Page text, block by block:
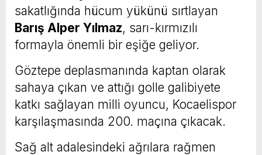
sakatlığında hücum yükünü sırtlayan
Barış Alper Yılmaz, sarı-kırmızılı
formayla önemli bir eşiğe geliyor.
Göztepe deplasmanında kaptan olarak
sahaya çıkan ve attığı golle galibiyete
katkı sağlayan milli oyuncu, Kocaelispor
karşılaşmasında 200. maçına çıkacak.
Sağ alt adalesindeki ağrılara rağmen